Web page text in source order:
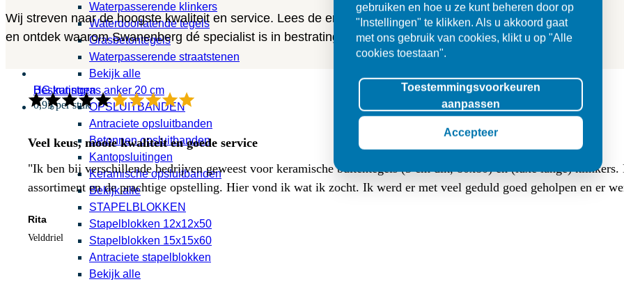
HG kunstgras anker 20 cm
0,95 per stuk
Waterpasserende klinkers
Waterdoorlatende tegels
Grasbetontegels
Waterpasserende straatstenen
Bekijk alle
Bestratingen
OPSLUITBANDEN
Antraciete opsluitbanden
Betonnen opsluitbanden
Kantopsluitingen
Keramische opsluitbanden
Bekijk alle
STAPELBLOKKEN
Stapelblokken 12x12x50
Stapelblokken 15x15x60
Antraciete stapelblokken
Bekijk alle
Wij streven naar de hoogste kwaliteit en service. Lees de ervaringen van onze klanten
en ontdek waarom Swanenberg dé specialist is in bestrating en tegels.
Veel keus, mooie kwaliteit en goede service
"Ik ben bij verschillende bedrijven geweest voor keramische buitentegels (3 cm dik, 80x80) en (luxe lange)
assortiment en de prachtige opstelling. Hier vond ik wat ik zocht. Ik werd er met veel geduld goed geholpen en er
Rita
Velddriel
gebruiken en hoe u ze kunt beheren door op
"Instellingen" te klikken. Als u akkoord gaat
met ons gebruik van cookies, klikt u op "Alle
cookies toestaan".
Toestemmingsvoorkeuren
aanpassen
Accepteer